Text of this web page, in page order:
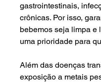
gastrointestinais,
crônicas. Por isso,
bebemos seja limpa e
uma prioridade para
Além das doenças
exposição a metais